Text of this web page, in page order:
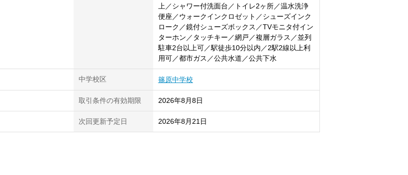
上／シャワー付洗面台／トイレ2ヶ所／温水洗浄
便座／ウォークインクロゼット／シューズインク
ローク／鏡付シューズボックス／TVモニタ付イン
ターホン／タッチキー／網戸／複層ガラス／並列
駐車2台以上可／駅徒歩10分以内／2駅2線以上利
用可／都市ガス／公共水道／公共下水
中学校区 篠原中学校
取引条件の有効期限 2026年8月8日
次回更新予定日 2026年8月21日